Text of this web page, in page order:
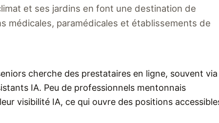
et ses jardins en font une destination de
médicales, paramédicales et établissements de
cherche des prestataires en ligne, souvent via
IA. Peu de professionnels mentonnais
visibilité IA, ce qui ouvre des positions